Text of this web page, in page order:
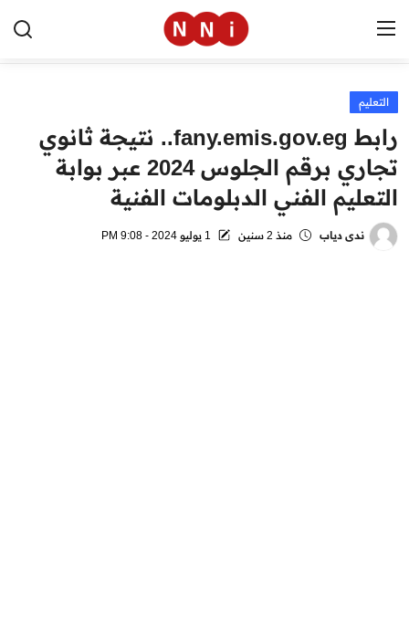
الرئيسية
اخبار مصر
العالم
الرياضة
التعليم
رابط fany.emis.gov.eg.. نتيجة ثانوي
تجاري برقم الجلوس 2024 عبر بوابة
التعليم الفني الدبلومات الفنية
ندى دياب منذ 2 سنين 1 يوليو 2024 - 9:08 PM